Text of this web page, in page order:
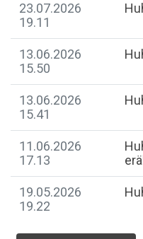
23.07.2026
19.11
13.06.2026
15.50
13.06.2026
15.41
11.06.2026
17.13
19.05.2026
19.22